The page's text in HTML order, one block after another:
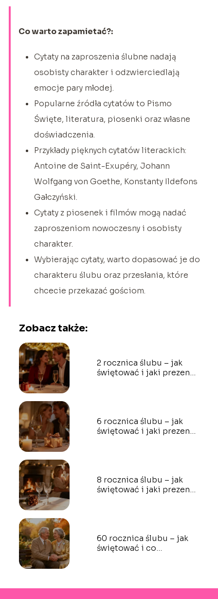
Co warto zapamietać?:
Cytaty na zaproszenia ślubne nadają
osobisty charakter i odzwierciedlają
emocje pary młodej.
Popularne źródła cytatów to Pismo
Święte, literatura, piosenki oraz własne
doświadczenia.
Przykłady pięknych cytatów literackich:
Antoine de Saint-Exupéry, Johann
Wolfgang von Goethe, Konstanty Ildefons
Gałczyński.
Cytaty z piosenek i filmów mogą nadać
zaproszeniom nowoczesny i osobisty
charakter.
Wybierając cytaty, warto dopasować je do
charakteru ślubu oraz przesłania, które
chcecie przekazać gościom.
Zobacz także:
2 rocznica ślubu – jak
świętować i jaki prezent
6 rocznica ślubu – jak
świętować i jaki prezent
8 rocznica ślubu – jak
świętować i jaki prezent
60 rocznica ślubu – jak
świętować i co